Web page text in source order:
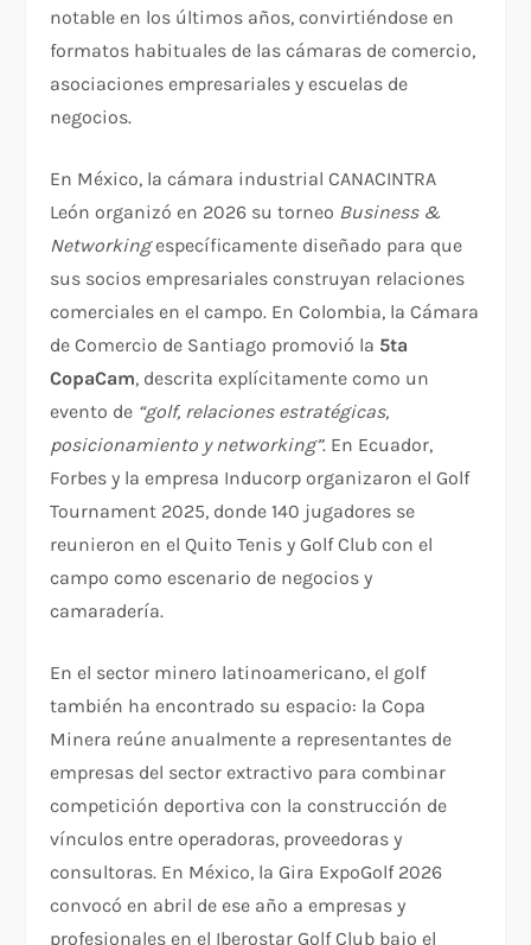
notable en los últimos años, convirtiéndose en
formatos habituales de las cámaras de comercio,
asociaciones empresariales y escuelas de
negocios.
En México, la cámara industrial CANACINTRA
León organizó en 2026 su torneo Business &
Networkingespecíficamente diseñado para que
sus socios empresariales construyan relaciones
comerciales en el campo. En Colombia, la Cámara
de Comercio de Santiago promovió la 5ta
CopaCam, descrita explícitamente como un
evento de “golf, relaciones estratégicas,
posicionamiento y networking”. En Ecuador,
Forbes y la empresa Inducorp organizaron el Golf
Tournament 2025, donde 140 jugadores se
reunieron en el Quito Tenis y Golf Club con el
campo como escenario de negocios y
camaradería.
En el sector minero latinoamericano, el golf
también ha encontrado su espacio: la Copa
Minera reúne anualmente a representantes de
empresas del sector extractivo para combinar
competición deportiva con la construcción de
vínculos entre operadoras, proveedoras y
consultoras. En México, la Gira ExpoGolf 2026
convocó en abril de ese año a empresas y
profesionales en el Iberostar Golf Club bajo el